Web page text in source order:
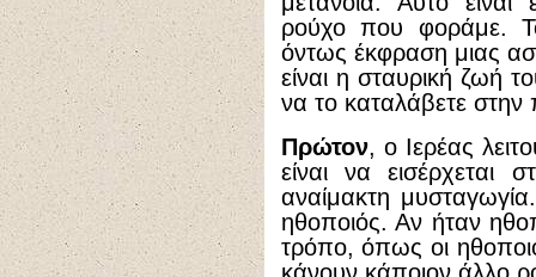
ρούχο που φοράμε.
όντως έκφραση μιας
είναι η σταυρική ζωή
να το καταλάβετε στην
Πρώτον, ο Ιερέας
είναι να
αναίμακτη
ηθοποιός. Αν ήταν
τρόπο, όπως οι